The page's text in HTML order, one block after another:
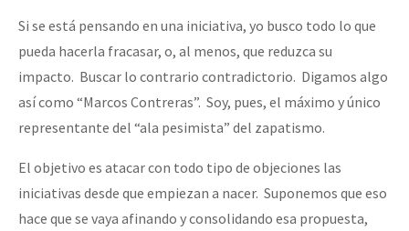
Si se está pensando en una iniciativa, yo busco todo lo que
pueda hacerla fracasar, o, al menos, que reduzca su
impacto. Buscar lo contrario contradictorio. Digamos algo
así como “Marcos Contreras”. Soy, pues, el máximo y único
representante del “ala pesimista” del zapatismo.
El objetivo es atacar con todo tipo de objeciones las
iniciativas desde que empiezan a nacer. Suponemos que eso
hace que se vaya afinando y consolidando esa propuesta,